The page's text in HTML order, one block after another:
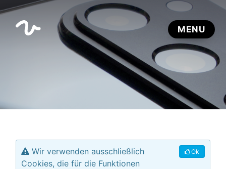
Ok
Wir verwenden ausschließlich
Cookies, die für die Funktionen